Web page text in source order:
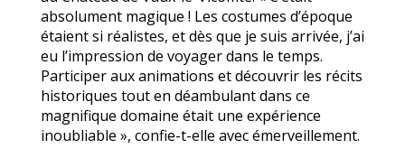
absolument magique ! Les costumes d’époque
étaient si réalistes, et dès que je suis arrivée, j’ai
eu l’impression de voyager dans le temps.
Participer aux animations et découvrir les récits
historiques tout en déambulant dans ce
magnifique domaine était une expérience
inoubliable », confie-t-elle avec émerveillement.